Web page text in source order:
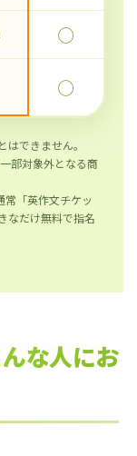
◯
◯
できません。
部対象外となる商
「英作文チケッ
なだけ無料で指名
な人にお